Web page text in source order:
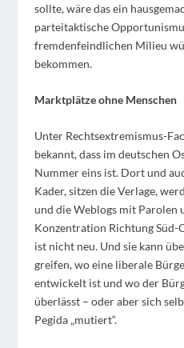
sollte, wäre das ein
parteitaktische
fremdenfeindlichen Milieu
bekommen.
Marktplätze ohne Menschen
Unter Rechtsextremismus-
bekannt, dass im deutschen
Nummer eins ist. Dort und
Kader, sitzen die Verlage,
und die Weblogs mit
Konzentration Richtung Süd-
ist nicht neu. Und sie kann
greifen, wo eine liberale
entwickelt ist und wo der
überlässt – oder aber sich
Pegida „mutiert“.